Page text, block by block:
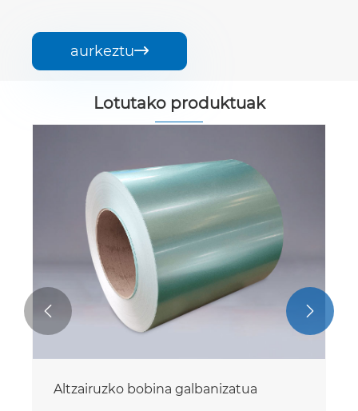
aurkeztu
Lotutako produktuak
Altzairuzko bobina galbanizatua
 